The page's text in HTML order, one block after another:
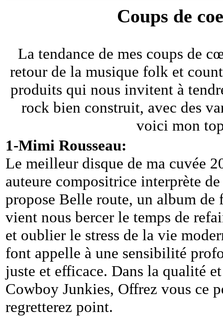
Coups de
La tendance de mes coups de
retour de la musique folk et
produits qui nous invitent à
rock bien construit, avec des
voici mon
1-Mimi Rousseau:
Le meilleur disque de ma cuvée
auteure compositrice interprète
propose Belle route, un album
vient nous bercer le temps de
et oublier le stress de la vie
font appelle à une sensibilité
juste et efficace. Dans la qualité
Cowboy Junkies, Offrez vous ce
regretterez point.